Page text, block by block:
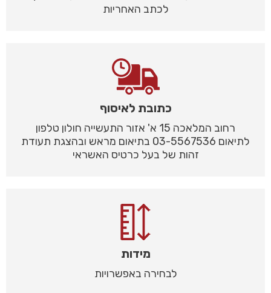
לכתב האחריות
כתובת לאיסוף
רחוב המלאכה 15 א' אזור התעשייה חולון טלפון
לתיאום 03-5567536 בתיאום מראש ובהצגת תעודת
זהות של בעל כרטיס האשראי
מידות
לבחירה באפשרויות